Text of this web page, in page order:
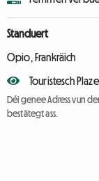
Standuert
Opio, Frankräich
Touristesch
Déi genee Adress vun
bestätegt ass.